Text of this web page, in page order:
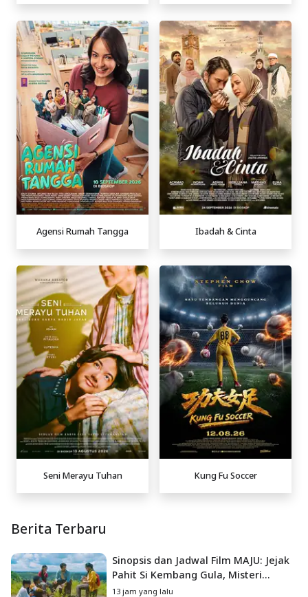
Agensi Rumah Tangga Ibadah & Cinta
Seni Merayu Tuhan Kung Fu Soccer
Berita Terbaru
Sinopsis dan Jadwal Film MAJU: Jejak
Pahit Si Kembang Gula, Misteri
Hilangnya Bagas di Lokasi Jambore
13 jam yang lalu